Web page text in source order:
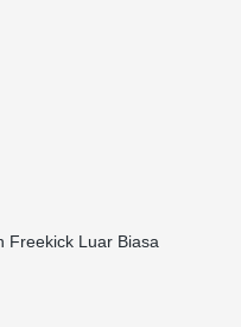
Freekick Luar Biasa